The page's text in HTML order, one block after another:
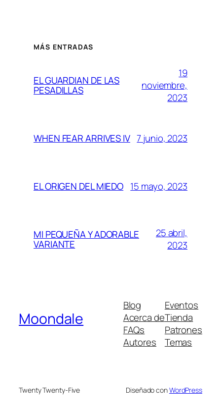
MÁS ENTRADAS
EL GUARDIAN DE LAS
PESADILLAS
19
noviembre,
2023
WHEN FEAR ARRIVES IV 7 junio, 2023
EL ORIGEN DEL MIEDO 15 mayo, 2023
MI PEQUEÑA Y ADORABLE
VARIANTE
25 abril,
2023
Moondale
Blog
Acerca de
FAQs
Autores
Eventos
Tienda
Patrones
Temas
Twenty Twenty-Five Diseñado conWordPress